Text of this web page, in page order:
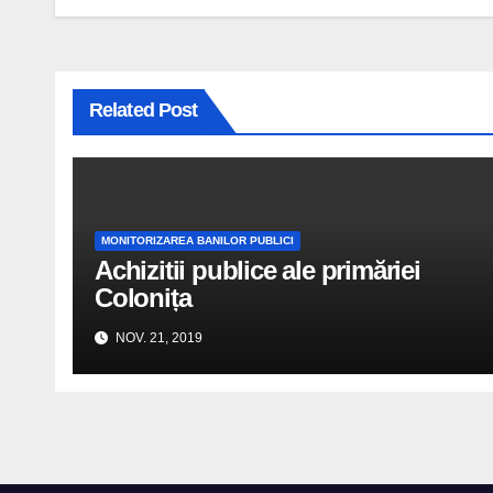
articole
Related Post
MONITORIZAREA BANILOR PUBLICI
Achizitii publice ale primăriei
Colonița
NOV. 21, 2019